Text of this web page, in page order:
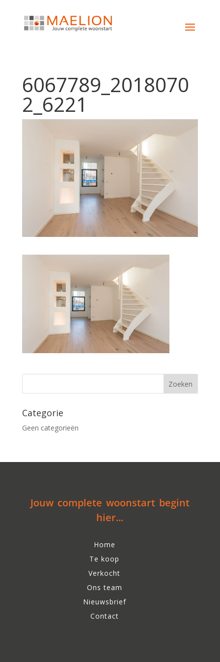
6067789_2018070
2_6221
Categorie
Geen categorieën
Jouw complete woonstart begint
hier...
Home
Te koop
Verkocht
Ons team
Nieuwsbrief
Contact